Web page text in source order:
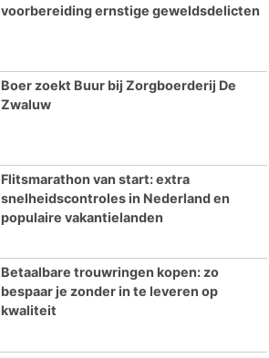
voorbereiding ernstige geweldsdelicten
Boer zoekt Buur bij Zorgboerderij De
Zwaluw
Flitsmarathon van start: extra
snelheidscontroles in Nederland en
populaire vakantielanden
Betaalbare trouwringen kopen: zo
bespaar je zonder in te leveren op
kwaliteit